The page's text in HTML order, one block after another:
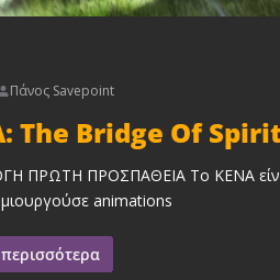
Πάνος Savepoint
The Bridge Of
ΠΡΩΤΗ ΠΡΟΣΠΑΘΕΙΑ Το ΚΕΝΑ
animations